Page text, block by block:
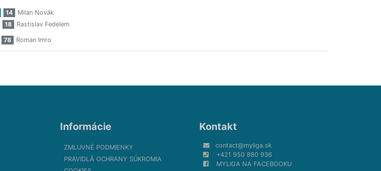
14
Milan Novák
18 Rastislav Fedelem
78 Roman Imro
Informácie
ZMLUVNÉ PODMIENKY
PRAVIDLÁ OCHRANY SÚKROMIA
Kontakt
contact@myliga.sk
+421 950 880 936
MYLIGA NA FACEBOOKU